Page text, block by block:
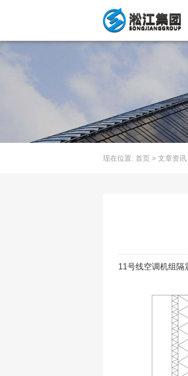
现在位置: 首页 > 文章资讯
11号线空调机组隔